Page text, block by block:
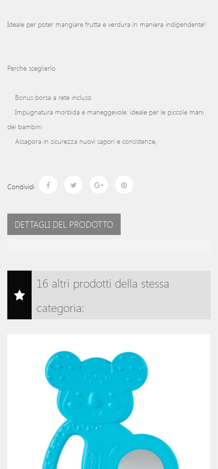
Ideale per poter mangiare frutta e verdura in maniera indipendente!
Perchè sceglierlo
Bonus borsa a rete incluso
Impugnatura morbida e maneggevole: ideale per le piccole mani
dei bambini
Assapora in sicurezza nuovi sapori e consistenze,
Condividi
DETTAGLI DEL PRODOTTO
16 altri prodotti della stessa
categoria: